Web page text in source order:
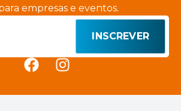
empresas e eventos.
INSCREVER